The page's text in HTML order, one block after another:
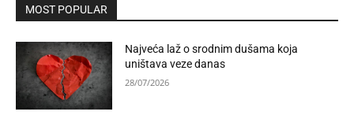
MOST POPULAR
Najveća laž o srodnim dušama koja
uništava veze danas
28/07/2026